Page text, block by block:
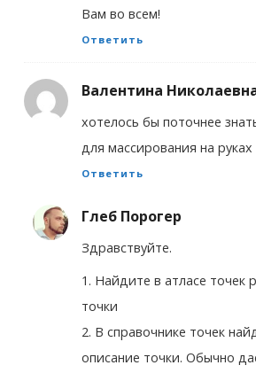
Вам во всем!
Ответить
Валентина
хотелось бы поточнее
для массирования на руках
Ответить
Глеб Порогер
Здравствуйте.
1. Найдите в атласе точек
точки
2. В справочнике точек
описание точки. Обычно